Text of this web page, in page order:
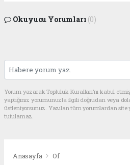
Okuyucu Yorumları (0)
Yorum yazarak Topluluk Kuralları’nı kabul
yaptığınız yorumunuzla ilgili doğrudan veya
üstleniyorsunuz. Yazılan tüm yorumlardan site
tutulamaz.
Anasayfa Of